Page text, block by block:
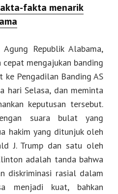
fakta menarik
Agung Republik Alabama,
mengajukan banding
ke Pengadilan Banding AS
hari Selasa, dan meminta
keputusan tersebut.
suara bulat yang
hakim yang ditunjuk oleh
J. Trump dan satu oleh
adalah tanda bahwa
diskriminasi rasial dalam
menjadi kuat, bahkan